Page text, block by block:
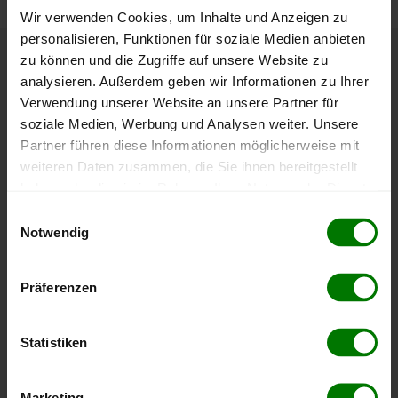
Wir verwenden Cookies, um Inhalte und Anzeigen zu
personalisieren, Funktionen für soziale Medien anbieten
zu können und die Zugriffe auf unsere Website zu
analysieren. Außerdem geben wir Informationen zu Ihrer
Verwendung unserer Website an unsere Partner für
soziale Medien, Werbung und Analysen weiter. Unsere
Partner führen diese Informationen möglicherweise mit
weiteren Daten zusammen, die Sie ihnen bereitgestellt
Notwendig
Präferenzen
Statistiken
Höchst- und Tiefststände der
Pelletspreise in Waldenstein
Die Tabelle zeigt dieHöchst- und Tiefststände der
Pelletspreise für lose Holzpellets. Das dazugehörige
Tiefststand
398,01 €